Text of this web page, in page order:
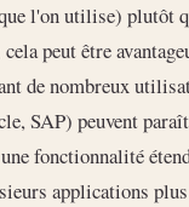
l'on utilise) plutôt
cela peut être
de nombreux
SAP) peuvent
fonctionnalité
applications